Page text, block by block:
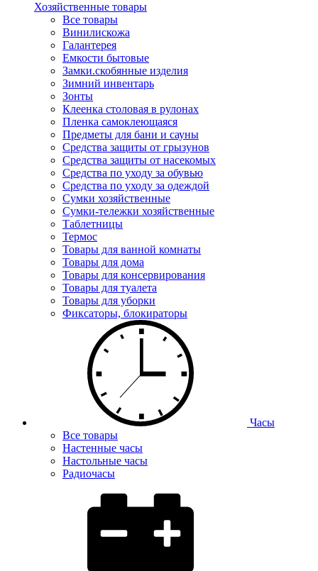
Хозяйственные товары
Все товары
Винилискожа
Галантерея
Емкости бытовые
Замки.скобянные изделия
Зимний инвентарь
Зонты
Клеенка столовая в рулонах
Пленка самоклеющаяся
Предметы для бани и сауны
Средства защиты от грызунов
Средства защиты от насекомых
Средства по уходу за обувью
Средства по уходу за одеждой
Сумки хозяйственные
Сумки-тележки хозяйственные
Таблетницы
Термос
Товары для ванной комнаты
Товары для дома
Товары для консервирования
Товары для туалета
Товары для уборки
Фиксаторы, блокираторы
Часы
Все товары
Настенные часы
Настольные часы
Радиочасы